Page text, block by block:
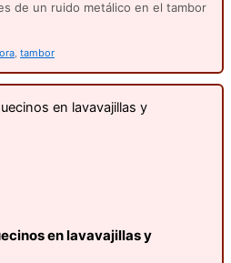
de un ruido metálico en el tambor
, tambor
en lavavajillas y